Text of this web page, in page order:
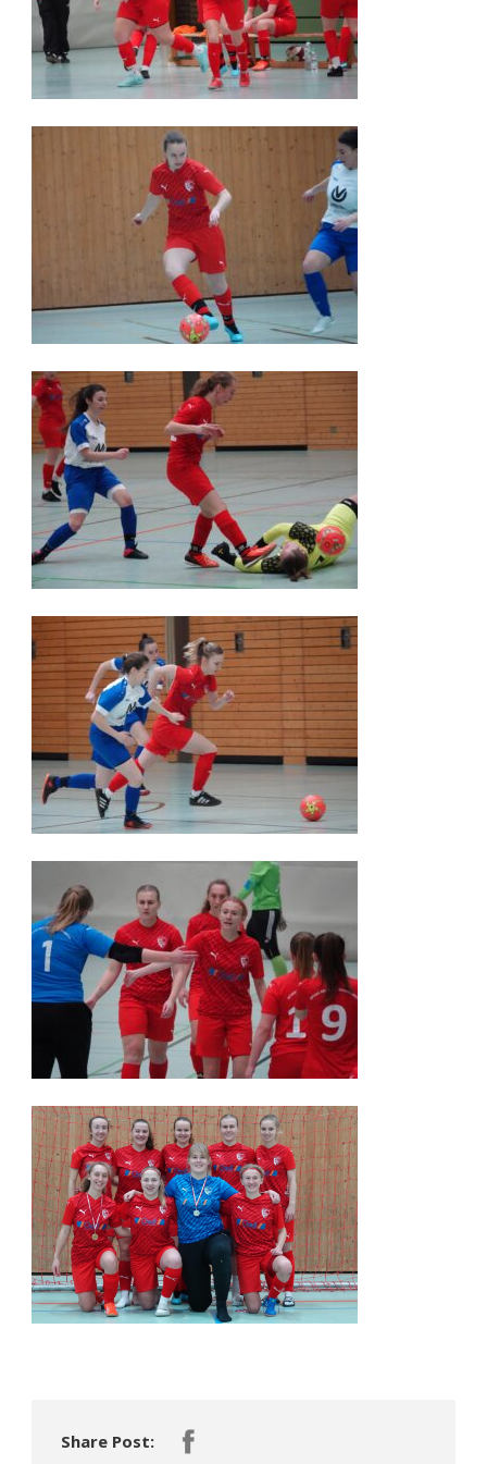
Share Post: